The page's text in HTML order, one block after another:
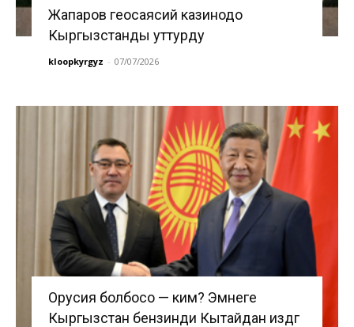
Жапаров геосаясий казинодо
Кыргызстанды уттурду
kloopkyrgyz - 07/07/2026
Орусия болбосо — ким? Эмнеге
Кыргызстан бензинди Кытайдан издөөгө